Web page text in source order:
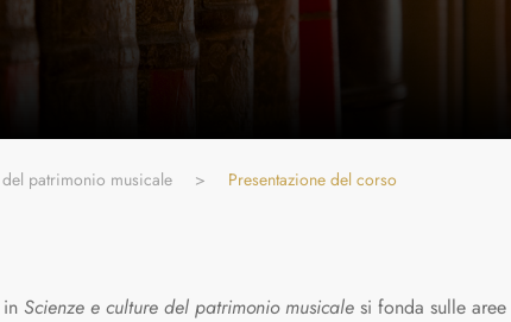
patrimonio musicale > Presentazione del corso
Scienze e culture del patrimonio musicalesi fonda sulle